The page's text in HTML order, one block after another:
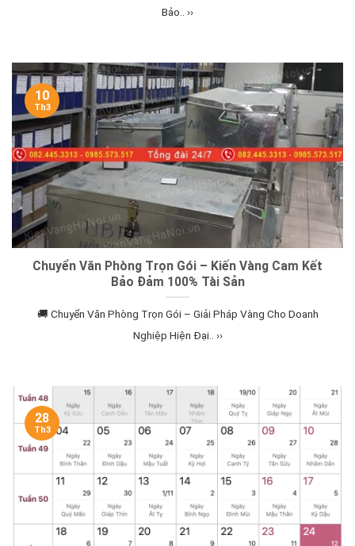
Bảo.. ››
Chuyển Văn Phòng Trọn Gói – Kiến Vàng Cam Kết
Bảo Đảm 100% Tài Sản
🚚 Chuyển Văn Phòng Trọn Gói – Giải Pháp Vàng Cho Doanh
Nghiệp Hiện Đại.. ››
10
Th3
28
Th3